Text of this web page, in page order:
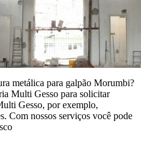
metálica para galpão Morumbi?
Multi Gesso para solicitar
Gesso, por exemplo,
Com nossos serviços você pode